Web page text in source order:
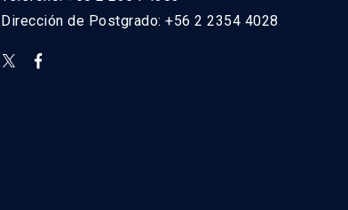
Dirección de Postgrado: +56 2 2354 4028